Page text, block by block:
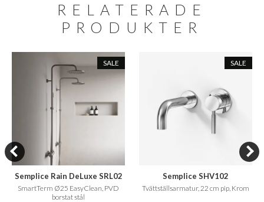
RELATERADE
PRODUKTER
SALE
Semplice Rain DeLuxe SRL02
SmartTerm Ø25 EasyClean, PVD
borstat stål
SALE
Semplice SHV102
Tvättställsarmatur, 22 cm pip, Krom